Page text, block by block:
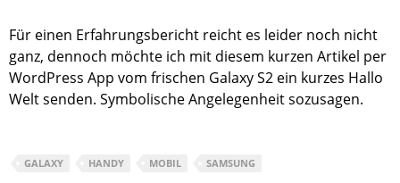
Für einen Erfahrungsbericht reicht es leider noch nicht
ganz, dennoch möchte ich mit diesem kurzen Artikel per
WordPress App vom frischen Galaxy S2 ein kurzes Hallo
Welt senden. Symbolische Angelegenheit sozusagen.
GALAXY HANDY MOBIL SAMSUNG